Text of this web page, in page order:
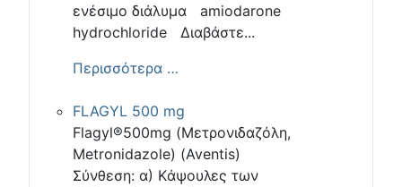
ενέσιμο διάλυμα amiodarone
hydrochloride Διαβάστε...
Περισσότερα …
FLAGYL 500 mg
Flagyl®500mg (Μετρονιδαζόλη,
Μetronidazole) (Aventis)
Σύνθεση: α) Kάψουλες των